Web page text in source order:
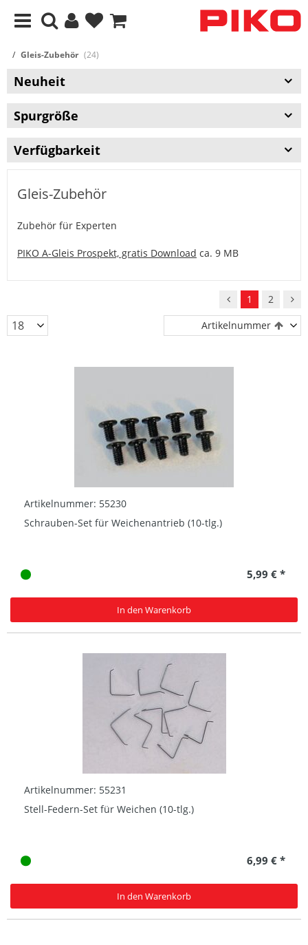
Gleis-Zubehör (24)
Neuheit
Spurgröße
Verfügbarkeit
Gleis-Zubehör
Zubehör für Experten
PIKO A-Gleis Prospekt, gratis Download ca. 9 MB
1
2
Artikelnummer
Artikelnummer: 55230
Schrauben-Set für Weichenantrieb (10-tlg.)
5,99 € *
In den Warenkorb
Artikelnummer: 55231
Stell-Federn-Set für Weichen (10-tlg.)
6,99 € *
In den Warenkorb